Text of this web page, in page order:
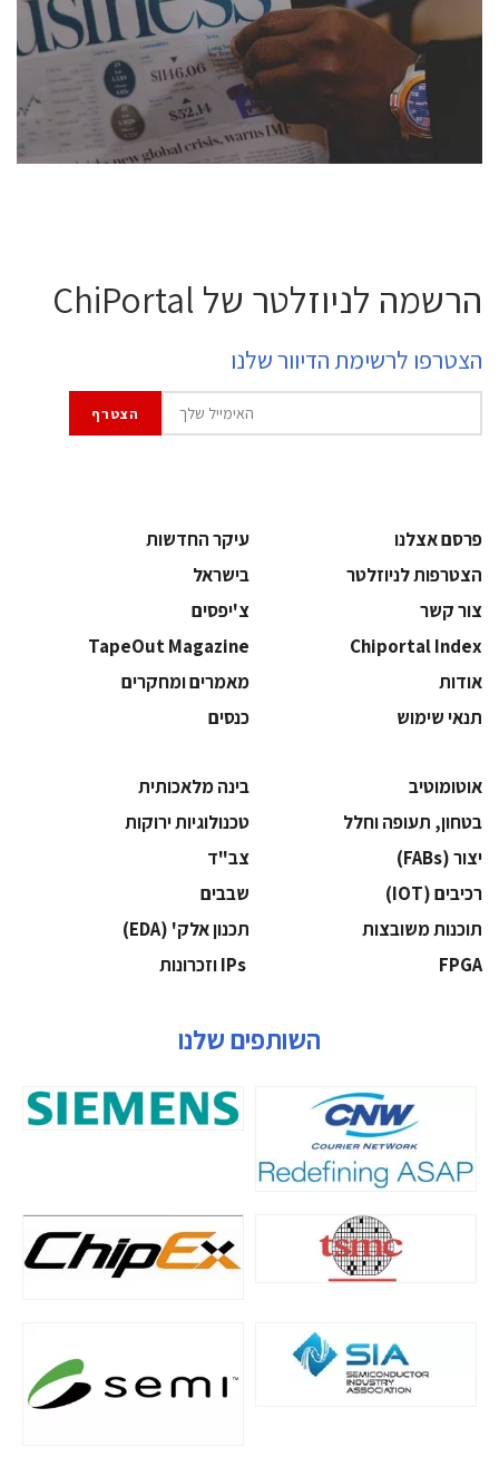
semiconductor industry, including engineers,
professional experts, and senior executives.
לחץ לפרטים
הרשמה לניוזלטר של ChiPortal
הצטרפו לרשימת הדיוור שלנו
פרסם אצלנו
עיקר החדשות
הצטרפות לניוזלטר
בישראל
צור קשר
צ'יפסים
Chiportal Index
TapeOut Magazine
אודות
מאמרים ומחקרים
תנאי שימוש
כנסים
אוטומוטיב
בינה מלאכותית
בטחון, תעופה וחלל
‫טכנולוגיות ירוקות‬
‫יצור (‪(FABs‬‬
‫צב"ד‬
‫רכיבים‬ (IOT)
‫שבבים‬
‫תוכנות משובצות‬
‫תכנון אלק' (‪(EDA‬‬
‫‪FPGA‬‬
השותפים שלנו